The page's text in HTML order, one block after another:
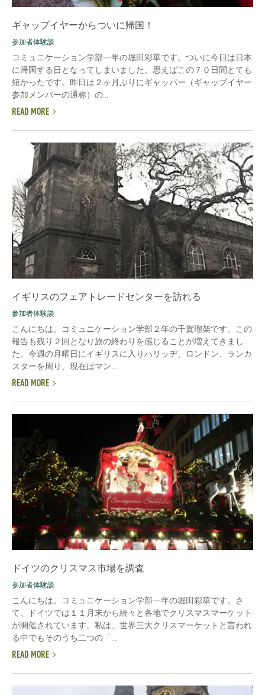
ギャップイヤーからついに帰国！
参加者体験談
コミュニケーション学部一年の堀田彩華です。ついに今日は日本
に帰国する日となってしまいました。思えばこの７０日間とても
短かったです。昨日は２ヶ月ぶりにギャッパー（ギャップイヤー
参加メンバーの通称）の...
READ MORE
イギリスのフェアトレードセンターを訪れる
参加者体験談
こんにちは。コミュニケーション学部２年の千賀瑠架です。この
報告も残り２回となり旅の終わりを感じることが増えてきまし
た。今週の月曜日にイギリスに入りハリッヂ、ロンドン、ランカ
スターを周り、現在はマン...
READ MORE
ドイツのクリスマス市場を調査
参加者体験談
こんにちは。コミュニケーション学部一年の堀田彩華です。さ
て、ドイツでは１１月末から続々と各地でクリスマスマーケット
が開催されています。私は、世界三大クリスマーケットと言われ
る中でもそのうち二つの「...
READ MORE